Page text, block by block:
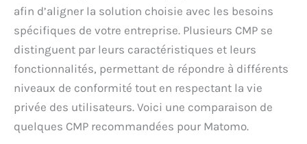
afin d’aligner la solution choisie avec les besoins
spécifiques de votre entreprise. Plusieurs CMP se
distinguent par leurs caractéristiques et leurs
fonctionnalités, permettant de répondre à différents
niveaux de conformité tout en respectant la vie
privée des utilisateurs. Voici une comparaison de
quelques CMP recommandées pour Matomo.